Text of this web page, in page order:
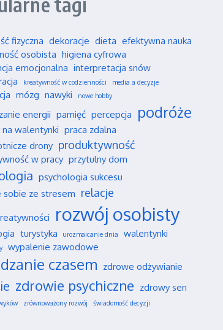
fizyczna dekoracje dieta efektywna nauka
osobista higiena cyfrowa
emocjonalna interpretacja snów
kreatywność w codzienności media a decyzje
mózg nawyki nowe hobby
energii pamięć percepcja podróże
na walentynki praca zdalna
drony produktywność
w pracy przytulny dom
psychologia sukcesu
sobie ze stresem relacje
rozwój osobisty
turystyka urozmaicanie dnia walentynki
wypalenie zawodowe
czasem zdrowe odżywianie
zdrowie psychiczne zdrowy sen
zrównoważony rozwój świadomość decyzji